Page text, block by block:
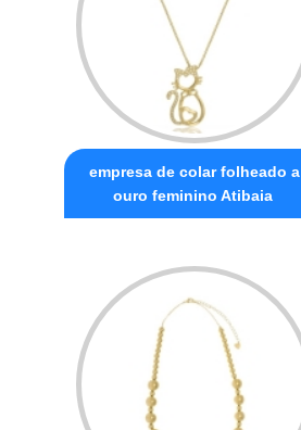
empresa de colar folheado a
ouro feminino Atibaia